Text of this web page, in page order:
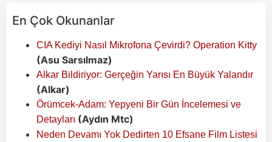
En Çok Okunanlar
CIA Kediyi Nasıl Mikrofona Çevirdi? Operation Kitty
(Asu Sarsılmaz)
Alkar Bildiriyor: Gerçeğin Yarısı En Büyük Yalandır
(Alkar)
Örümcek-Adam: Yepyeni Bir Gün İncelemesi ve
Detayları (Aydın Mtc)
Neden Devamı Yok Dedirten 10 Efsane Film Listesi